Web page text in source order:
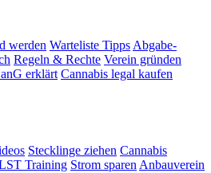
werden Warteliste Tipps Abgabe-
Regeln & Rechte Verein gründen
erklärt Cannabis legal kaufen
Stecklinge ziehen Cannabis
Training Strom sparen Anbauverein